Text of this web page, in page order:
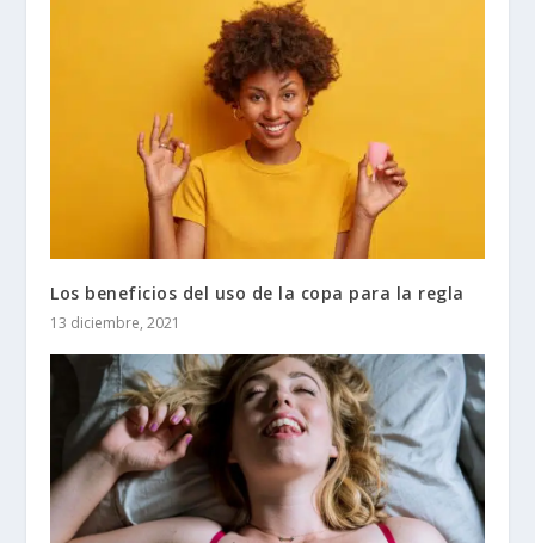
Los beneficios del uso de la copa para la regla
13 diciembre, 2021